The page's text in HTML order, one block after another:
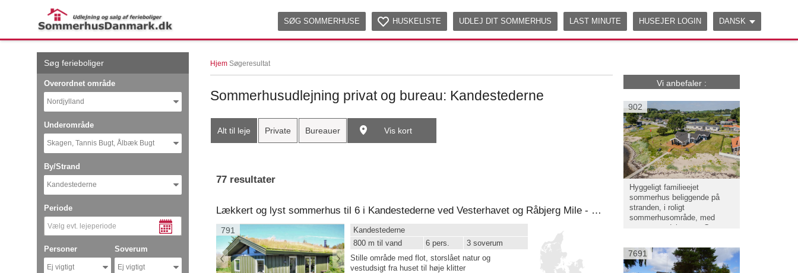
← More examples Edit on CodeSandbox
SØG SOMMERHUSE HUSKELISTE UDLEJ DIT SOMMERHUS LAST MINUTE HUSEJER LOGIN DANSK
Søg ferieboliger
Overordnet område
Nordjylland
Underområde
Skagen, Tannis Bugt, Ålbæk Bugt
By/Strand
Kandestederne
Periode
Personer
Ej vigtigt
Soverum
Ej vigtigt
Hjem Søgeresultat
Sommerhusudlejning privat og bureau: Kandestederne
Alt til leje Private Bureauer Vis kort
77 resultater
Lækkert og lyst sommerhus til 6 i Kandestederne ved Vesterhavet og Råbjerg Mile - Tæt på Skagen
791
Kandestederne
800 m til vand
6 pers.
3 soverum
Stille område med flot, storslået natur og
vestudsigt fra huset til høje klitter
Vi anbefaler :
902
Hyggeligt familieejet
sommerhus beliggende på
stranden, i roligt
sommerhusområde, med
panoramaudsigt over Genner
7691